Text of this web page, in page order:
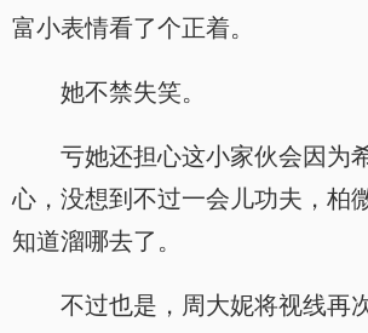
富小表情看了个正着。
她不禁失笑。
亏她还担心这小家伙会因为
心，没想到不过一会儿功夫，柏
知道溜哪去了。
不过也是，周大妮将视线再